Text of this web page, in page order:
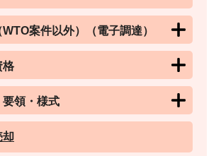
案件以外）（電子調達）
格
要領・様式
却